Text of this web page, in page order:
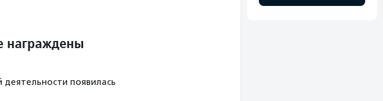
награждены
появилась